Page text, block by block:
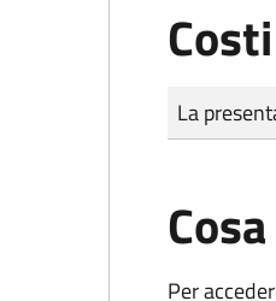
Costi
Tipo di
Importo
La
Per